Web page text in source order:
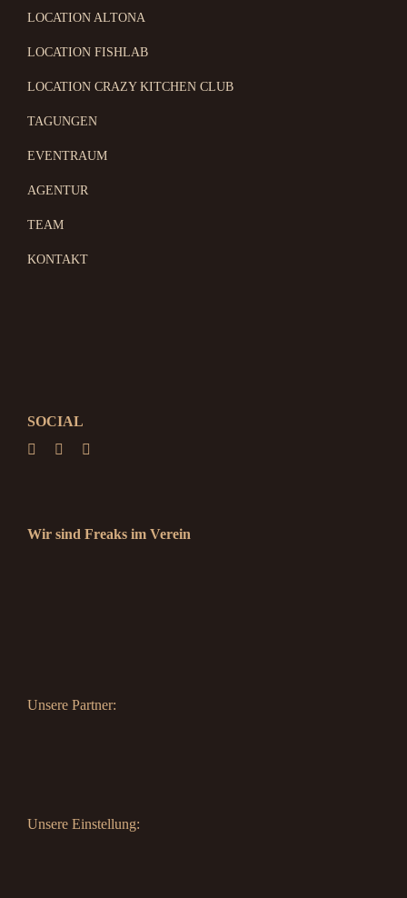
LOCATION ALTONA
LOCATION FISHLAB
LOCATION CRAZY KITCHEN CLUB
TAGUNGEN
EVENTRAUM
AGENTUR
TEAM
KONTAKT
SOCIAL
Wir sind Freaks im Verein
Unsere Partner:
Unsere Einstellung: